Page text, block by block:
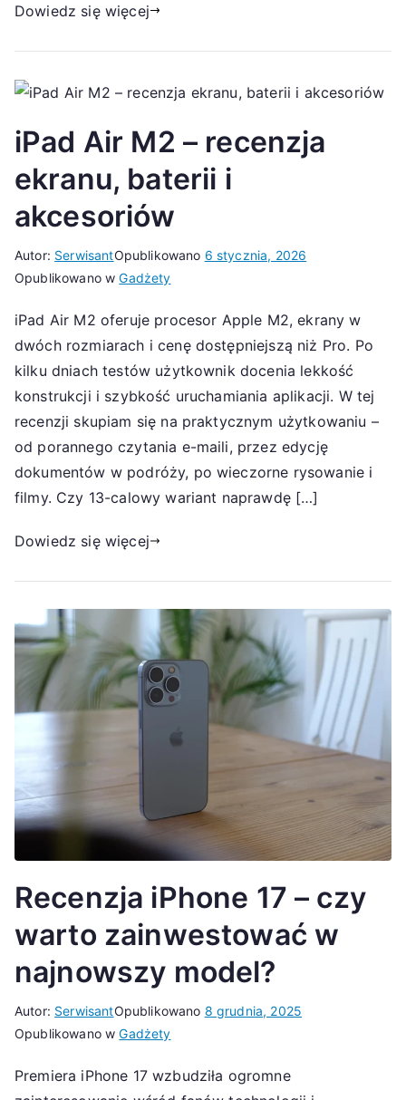
Dowiedz się więcej
iPad Air M2 – recenzja
ekranu, baterii i
akcesoriów
Autor: SerwisantOpublikowano 6 stycznia, 2026
Opublikowano wGadżety
iPad Air M2 oferuje procesor Apple M2, ekrany w
dwóch rozmiarach i cenę dostępniejszą niż Pro. Po
kilku dniach testów użytkownik docenia lekkość
konstrukcji i szybkość uruchamiania aplikacji. W tej
recenzji skupiam się na praktycznym użytkowaniu –
od porannego czytania e-maili, przez edycję
dokumentów w podróży, po wieczorne rysowanie i
filmy. Czy 13-calowy wariant naprawdę […]
Dowiedz się więcej
Recenzja iPhone 17 – czy
warto zainwestować w
najnowszy model?
Autor: SerwisantOpublikowano 8 grudnia, 2025
Opublikowano wGadżety
Premiera iPhone 17 wzbudziła ogromne